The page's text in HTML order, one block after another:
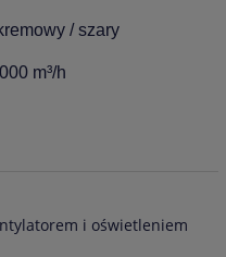
/ szary
m³/h
i oświetleniem